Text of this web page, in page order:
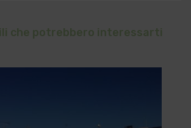
che potrebbero interessarti